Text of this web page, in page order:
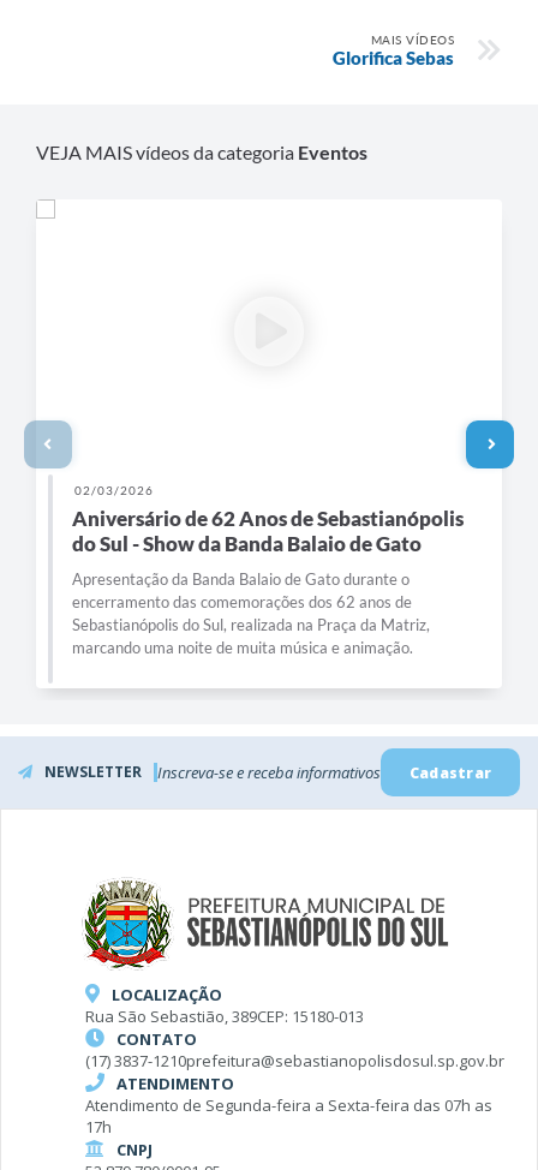
MAIS VÍDEOS
Glorifica Sebas
VEJA MAIS vídeos da categoria Eventos
02/03/2026
Aniversário de 62 Anos de Sebastianópolis
do Sul - Show da Banda Balaio de Gato
Apresentação da Banda Balaio de Gato durante o
encerramento das comemorações dos 62 anos de
Sebastianópolis do Sul, realizada na Praça da Matriz,
marcando uma noite de muita música e animação.
NEWSLETTER Inscreva-se e receba informativos Cadastrar
LOCALIZAÇÃO
Rua São Sebastião, 389CEP: 15180-013
CONTATO
(17) 3837-1210prefeitura@sebastianopolisdosul.sp.gov.br
ATENDIMENTO
Atendimento de Segunda-feira a Sexta-feira das 07h as
17h
CNPJ